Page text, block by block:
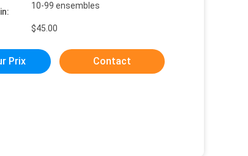
10-99 ensembles
$45.00
Prix Contact